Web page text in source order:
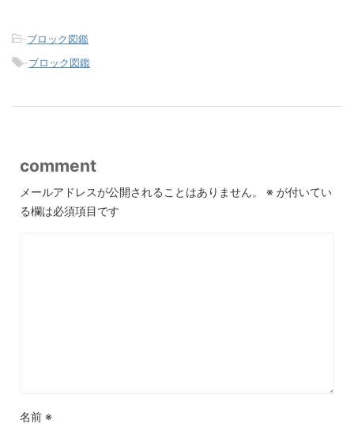
-ブロック図鑑
-ブロック図鑑
comment
メールアドレスが公開されることはありません。 ※ が付いてい
る欄は必須項目です
名前 ※